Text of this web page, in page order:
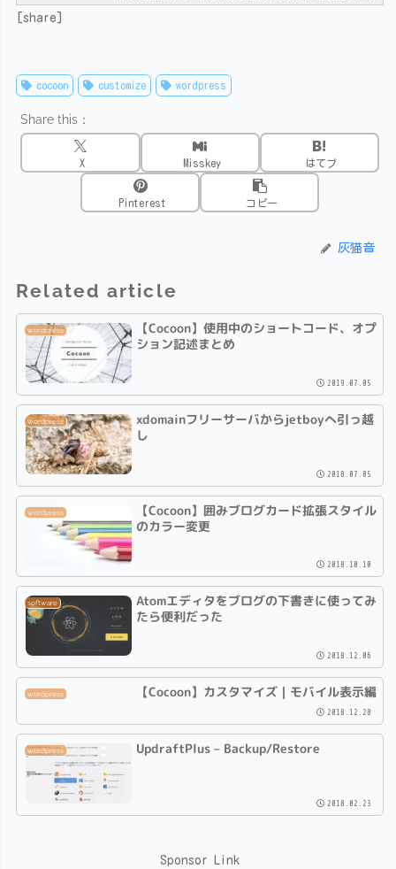
[share]
cocoon customize wordpress
Share this：
X Misskey はてブ
Pinterest コピー
灰猫音
Related article
wordpress
【Cocoon】使用中のショートコード、オプ
ション記述まとめ
2019.07.05
wordpress
xdomainフリーサーバからjetboyへ引っ越
し
2018.07.05
wordpress
【Cocoon】囲みブログカード拡張スタイル
のカラー変更
2018.10.10
software
Atomエディタをブログの下書きに使ってみ
たら便利だった
2018.12.06
wordpress 【Cocoon】カスタマイズ｜モバイル表示編
2018.12.28
wordpress UpdraftPlus – Backup/Restore
2018.02.23
Sponsor Link